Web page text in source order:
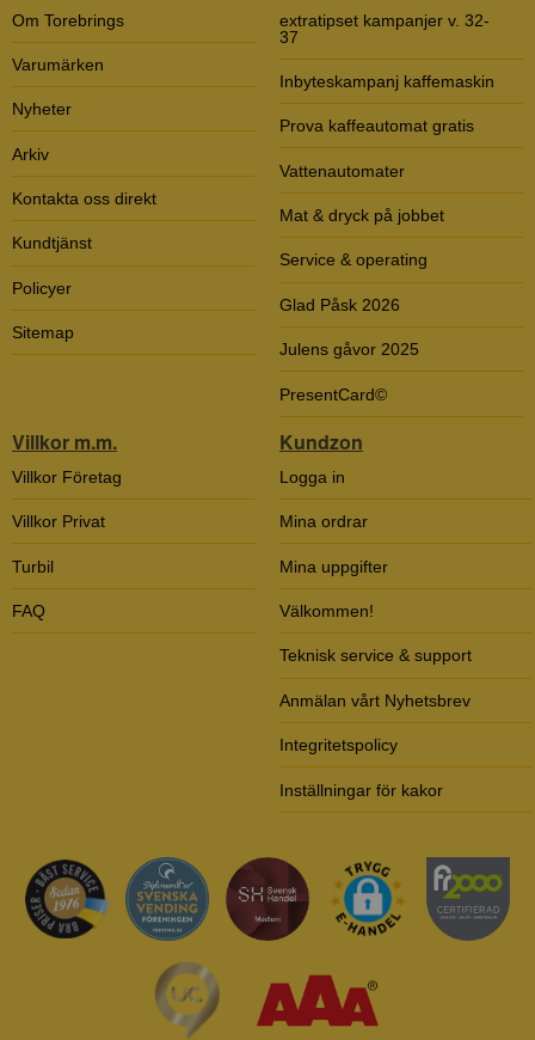
Om Torebrings
Varumärken
Nyheter
Arkiv
Kontakta oss direkt
Kundtjänst
Policyer
Sitemap
extratipset kampanjer v. 32-
37
Inbyteskampanj kaffemaskin
Prova kaffeautomat gratis
Vattenautomater
Mat & dryck på jobbet
Service & operating
Glad Påsk 2026
Julens gåvor 2025
PresentCard©
Villkor m.m.
Villkor Företag
Villkor Privat
Turbil
FAQ
Kundzon
Logga in
Mina ordrar
Mina uppgifter
Välkommen!
Teknisk service & support
Anmälan vårt Nyhetsbrev
Integritetspolicy
Inställningar för kakor